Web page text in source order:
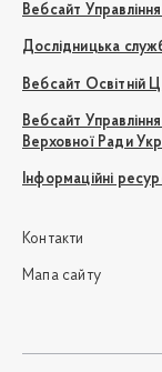
Вебсайт
Дослідницька
Вебсайт Освітній
Вебсайт
Верховної Ради
Інформаційні
Контакти
Мапа сайту